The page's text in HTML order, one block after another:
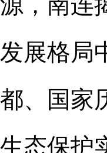
发展格局
都、国家
生态保护